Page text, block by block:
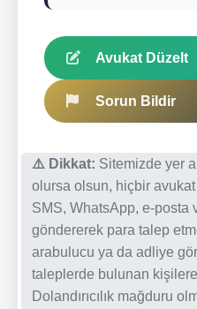
Avukat Düzelt
Sorun Bildir
⚠️ Dikkat: Sitemizde yer
olursa olsun, hiçbir
SMS, WhatsApp, e-posta
göndererek para talep
arabulucu ya da adliye
taleplerde bulunan
Dolandırıcılık mağduru